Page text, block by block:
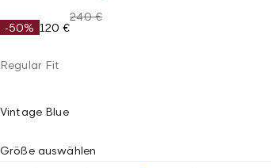
-50% 120 €
240 €
Regular Fit
Vintage Blue
Größe auswählen